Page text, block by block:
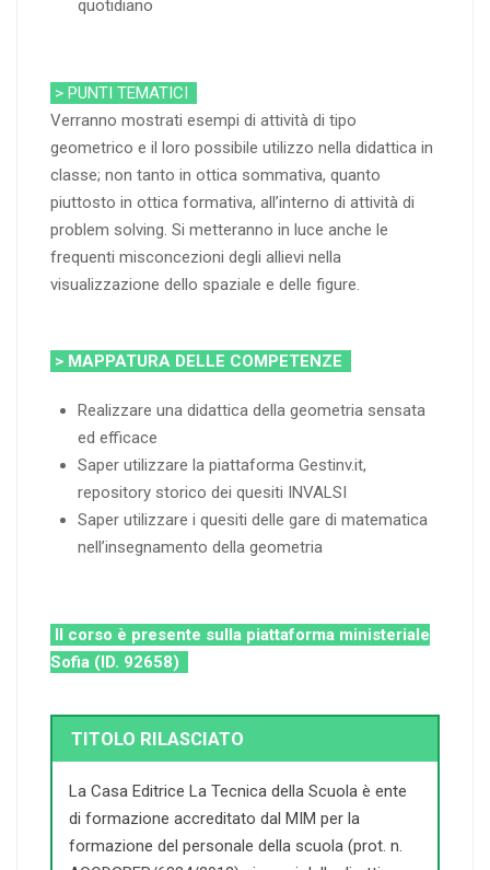
quotidiano
> PUNTI TEMATICI
Verranno mostrati esempi di attività di tipo
geometrico e il loro possibile utilizzo nella didattica in
classe; non tanto in ottica sommativa, quanto
piuttosto in ottica formativa, all’interno di attività di
problem solving. Si metteranno in luce anche le
frequenti misconcezioni degli allievi nella
visualizzazione dello spaziale e delle figure.
> MAPPATURA DELLE COMPETENZE
Realizzare una didattica della geometria sensata
ed efficace
Saper utilizzare la piattaforma Gestinv.it,
repository storico dei quesiti INVALSI
Saper utilizzare i quesiti delle gare di matematica
nell’insegnamento della geometria
Il corso è presente sulla piattaforma ministeriale
Sofia (ID. 92658)
TITOLO RILASCIATO
La Casa Editrice La Tecnica della Scuola è ente
di formazione accreditato dal MIM per la
formazione del personale della scuola (prot. n.